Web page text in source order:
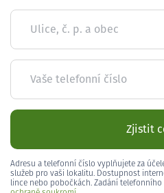
Ulice, č. p. a obec
Vaše telefonní číslo
Zjistit
Adresu a telefonní číslo vyplňujete za
služeb pro vaši lokalitu. Dostupnost
lince nebo pobočkách. Zadání